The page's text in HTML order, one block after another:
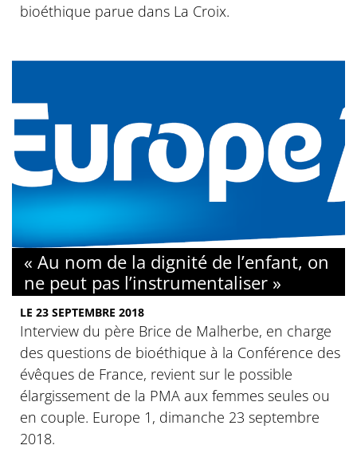
bioéthique parue dans La Croix.
« Au nom de la dignité de l’enfant, on
ne peut pas l’instrumentaliser »
LE 23 SEPTEMBRE 2018
Interview du père Brice de Malherbe, en charge
des questions de bioéthique à la Conférence des
évêques de France, revient sur le possible
élargissement de la PMA aux femmes seules ou
en couple. Europe 1, dimanche 23 septembre
2018.